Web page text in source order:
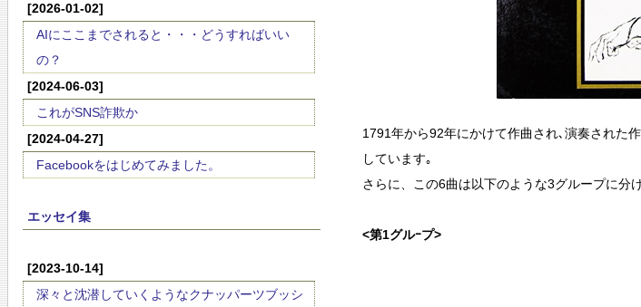
[2026-01-02]
AIにここまでされると・・・どうすればいい
の？
[2024-06-03]
これがSNS詐欺か
[2024-04-27]
Facebookをはじめてみました。
エッセイ集
[2023-10-14]
深々と沈潜していくようなクナッパーツブッシ
1791年から92年にかけて作曲され､演奏された
しています｡
さらに、この6曲は以下のような3グループに分
<第1グルｰプ>